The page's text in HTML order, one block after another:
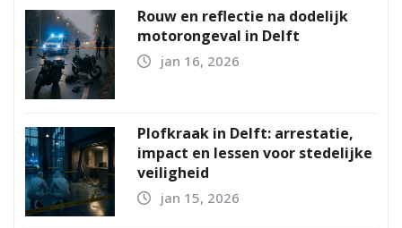
Rouw en reflectie na dodelijk
motorongeval in Delft
jan 16, 2026
Plofkraak in Delft: arrestatie,
impact en lessen voor stedelijke
veiligheid
jan 15, 2026